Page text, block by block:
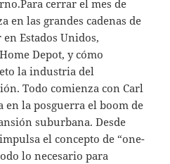
cerrar el mes de
en las grandes cadenas de
Estados Unidos,
Depot, y cómo
la industria del
Todo comienza con Carl
la posguerra el boom de
suburbana. Desde
el concepto de “one-
lo necesario para